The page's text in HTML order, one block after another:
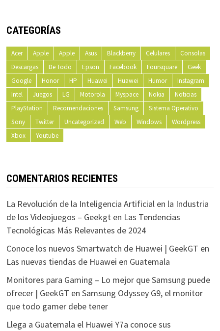
CATEGORÍAS
Acer Apple Apple Asus Blackberry Celulares
Consolas
Descargas
De Todo Epson Facebook Foursquare
Geek
Google
Honor HP Huawei Huawei Humor
Instagram
Intel
Juegos LG Motorola Myspace Nokia
Noticias
PlayStation
Recomendaciones Samsung
Sistema Operativo
Sony
Twitter Uncategorized Web Windows
Wordpress
Xbox
Youtube
COMENTARIOS RECIENTES
La Revolución de la Inteligencia Artificial en la Industria
de los Videojuegos – Geekgten Las Tendencias
Tecnológicas Más Relevantes de 2024
Conoce los nuevos Smartwatch de Huawei | GeekGT en
Las nuevas tiendas de Huawei en Guatemala
Monitores para Gaming – Lo mejor que Samsung puede
ofrecer | GeekGT en Samsung Odyssey G9, el monitor
que todo gamer debe tener
Llega a Guatemala el Huawei Y7a conoce sus